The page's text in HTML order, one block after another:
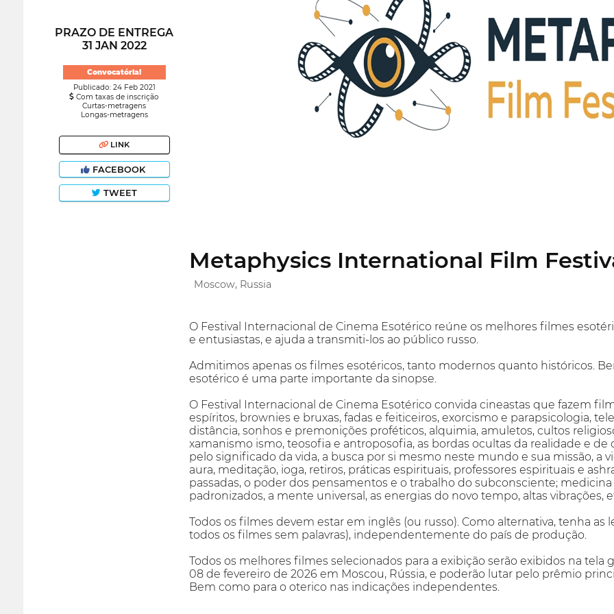
PRAZO DE ENTREGA
31 JAN 2022
Convocatória!
Publicado: 24 Feb 2021
Com taxas de inscrição
Curtas-metragens
Longas-metragens
LINK
FACEBOOK
TWEET
Metaphysics International Film
Moscow, Russia
O Festival Internacional de Cinema Esotérico reúne os melhores filmes
e entusiastas, e ajuda a transmiti-los ao público russo.
Admitimos apenas os filmes esotéricos, tanto modernos quanto históricos.
esotérico é uma parte importante da sinopse.
O Festival Internacional de Cinema Esotérico convida cineastas que fazem
espíritos, brownies e bruxas, fadas e feiticeiros, exorcismo e parapsicologia,
distância, sonhos e premonições proféticos, alquimia, amuletos, cultos
xamanismo ismo, teosofia e antroposofia, as bordas ocultas da realidade e
pelo significado da vida, a busca por si mesmo neste mundo e sua missão, a
aura, meditação, ioga, retiros, práticas espirituais, professores espirituais e
passadas, o poder dos pensamentos e o trabalho do subconsciente;
padronizados, a mente universal, as energias do novo tempo, altas vibrações,
Todos os filmes devem estar em inglês (ou russo). Como alternativa, tenha
todos os filmes sem palavras), independentemente do país de produção.
Todos os melhores filmes selecionados para a exibição serão exibidos na
08 de fevereiro de 2026 em Moscou, Rússia, e poderão lutar pelo prêmio
Bem como para o oterico nas indicações independentes.